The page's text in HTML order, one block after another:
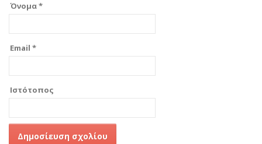
Όνομα*
Email *
Ιστότοπος